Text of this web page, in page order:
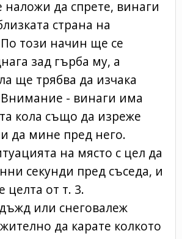
наложи да спрете, винаги
страна на
този начин ще се
зад гърба му, а
ще трябва да изчака
- винаги има
кола също да изреже
да мине пред него.
на място с цел да
секунди пред съседа, и
целта от т. 3.
или снеговалеж
да карате колкото